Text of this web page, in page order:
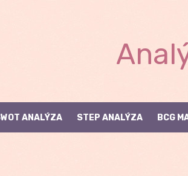
ANALÝZA STEP ANALÝZA BCG